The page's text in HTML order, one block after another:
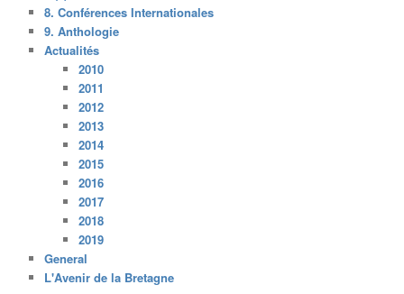
8. Conférences Internationales
9. Anthologie
Actualités
2010
2011
2012
2013
2014
2015
2016
2017
2018
2019
General
L'Avenir de la Bretagne